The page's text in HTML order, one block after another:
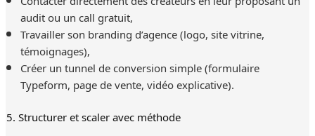
audit ou un call gratuit,
Travailler son branding d’agence (logo, site vitrine,
témoignages),
Créer un tunnel de conversion simple (formulaire
Typeform, page de vente, vidéo explicative).
5. Structurer et scaler avec méthode